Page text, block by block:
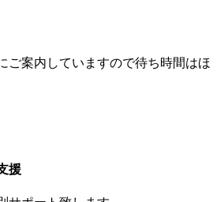
ご案内していますので待ち時間はほ
援